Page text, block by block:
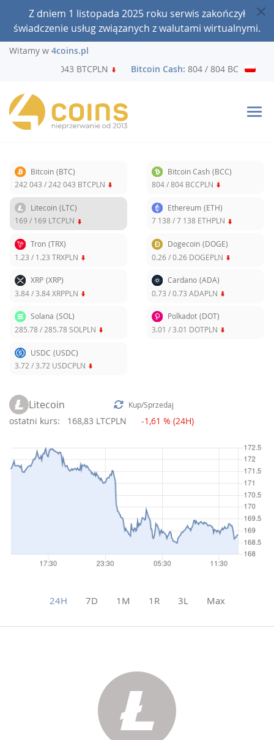
Z dniem 1 listopada 2025 roku serwis zakończył
świadczenie usług związanych z walutami wirtualnymi.
Witamy w 4coins.pl
043 / 242 043 BTCPLN
Bitcoin Cash:804 / 804 BCCPLN
Bitcoin (BTC)
242 043 / 242 043 BTCPLN
Bitcoin Cash (BCC)
804/804 BCCPLN
Litecoin (LTC)
169 / 169 LTCPLN
Ethereum (ETH)
7 138 /7 138 ETHPLN
Tron (TRX)
1.23 / 1.23 TRXPLN
Dogecoin (DOGE)
0.26/0.26 DOGEPLN
XRP (XRP)
3.84/ 3.84XRPPLN
Cardano (ADA)
0.73 /0.73 ADAPLN
Solana (SOL)
285.78 / 285.78 SOLPLN
Polkadot (DOT)
3.01 / 3.01 DOTPLN
USDC (USDC)
3.72 / 3.72 USDCPLN
Litecoin Kup/Sprzedaj
ostatni kurs: 168,83 LTCPLN -1,61 % (24H)
24H 7D 1M 1R 3L Max